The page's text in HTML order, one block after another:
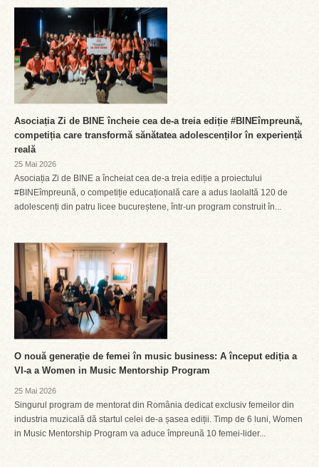
Asociația Zi de BINE încheie cea de-a treia ediție #BINEîmpreună,
competiția care transformă sănătatea adolescenților în experiență
reală
25 Mai 2026
Asociația Zi de BINE a încheiat cea de-a treia ediție a proiectului
#BINEîmpreună, o competiție educațională care a adus laolaltă 120 de
adolescenți din patru licee bucureștene, într-un program construit în...
O nouă generație de femei în music business: A început ediția a
VI-a a Women in Music Mentorship Program
25 Mai 2026
Singurul program de mentorat din România dedicat exclusiv femeilor din
industria muzicală dă startul celei de-a șasea ediții. Timp de 6 luni, Women
in Music Mentorship Program va aduce împreună 10 femei-lider...